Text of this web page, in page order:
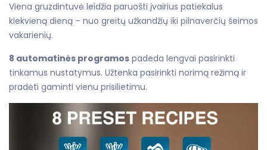
Viena gruzdintuvė leidžia paruošti įvairius patiekalus
kiekvieną dieną – nuo greitų užkandžių iki pilnaverčių šeimos
vakarienių.
8 automatinės programos padeda lengvai pasirinkti
tinkamus nustatymus. Užtenka pasirinkti norimą režimą ir
pradėti gaminti vienu prisilietimu.